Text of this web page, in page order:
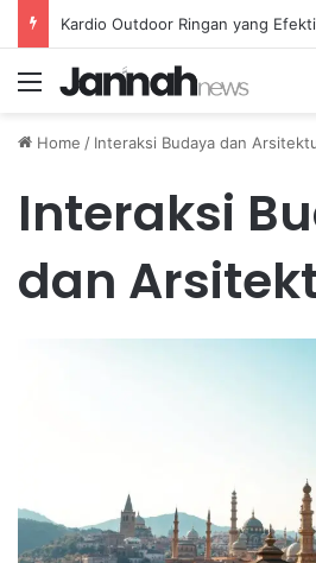
Menu
Home / Interaksi Budaya dan
Interaksi
dan